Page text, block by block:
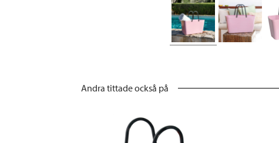
Andra tittade också på